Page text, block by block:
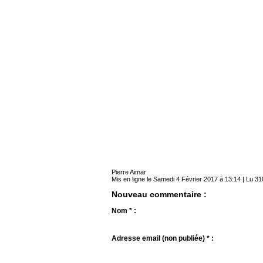
Pierre Aimar
Mis en ligne le Samedi 4 Février 2017 à 13:14 | Lu
Nouveau commentaire :
Nom * :
Adresse email (non publiée) * :